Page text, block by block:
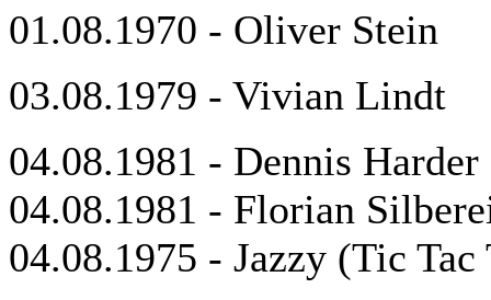
01.08.1970 - Oliver Stein
03.08.1979 - Vivian Lindt
04.08.1981 - Dennis Harder
04.08.1981 - Florian
04.08.1975 - Jazzy (Tic Tac